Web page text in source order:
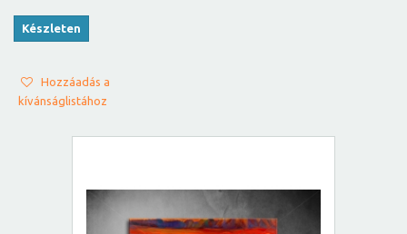
Készleten
Hozzáadás a
kívánságlistához